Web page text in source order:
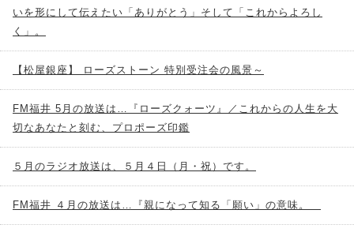
いを形にして伝えたい「ありがとう」そして「これからよろし
く」。
【松屋銀座】 ローズストーン 特別受注会の風景～
FM福井 5月の放送は…『ローズクォーツ』／これからの人生を大
切なあなたと刻む、プロポーズ印鑑
５月のラジオ放送は、５月４日（月・祝）です。
FM福井 ４月の放送は…『親になって知る「願い」の意味。